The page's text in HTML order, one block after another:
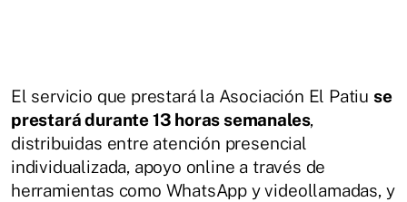
El servicio que prestará la Asociación El Patiu se
prestará durante 13 horas semanales,
distribuidas entre atención presencial
individualizada, apoyo online a través de
herramientas como WhatsApp y videollamadas, y